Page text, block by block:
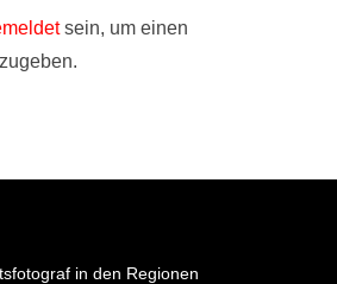
sein, um einen
in den Regionen